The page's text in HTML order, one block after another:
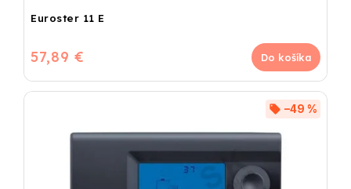
Euroster 11 E
57,89 € Do košíka
–49 %